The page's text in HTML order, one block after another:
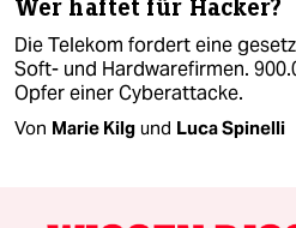
Wer haftet für Hacker?
Die Telekom fordert eine
Soft- und Hardwarefirmen.
Opfer einer Cyberattacke.
Von Marie Kilg und Luca Spinelli